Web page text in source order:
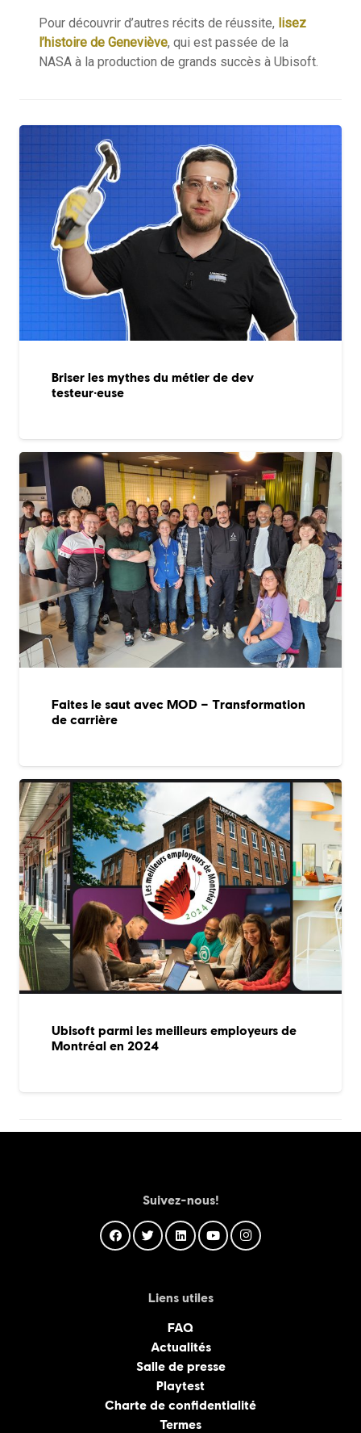
Pour découvrir d’autres récits de réussite, lisez
l’histoire de Geneviève, qui est passée de la
NASA à la production de grands succès à Ubisoft.
Briser les mythes du métier de dev
testeur·euse
Faites le saut avec MOD – Transformation
de carrière
Ubisoft parmi les meilleurs employeurs de
Montréal en 2024
Suivez-nous!
Liens utiles
FAQ
Actualités
Salle de presse
Playtest
Charte de confidentialité
Termes